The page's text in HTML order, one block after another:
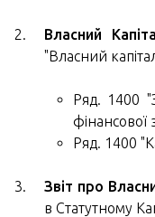
Власний
"Власний
Ряд. 1400
фінансової
Ряд. 1400
Звіт про
в Статутному